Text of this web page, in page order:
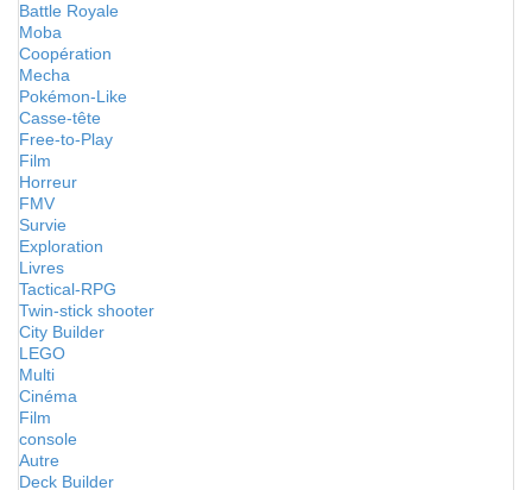
Battle Royale
Moba
Coopération
Mecha
Pokémon-Like
Casse-tête
Free-to-Play
Film
Horreur
FMV
Survie
Exploration
Livres
Tactical-RPG
Twin-stick shooter
City Builder
LEGO
Multi
Cinéma
Film
console
Autre
Deck Builder